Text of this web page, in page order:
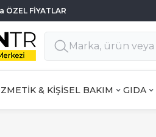
FİYATLAR
& KİŞİSEL BAKIM GIDA